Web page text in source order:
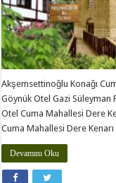
Akşemsettinoğlu Konağı
Göynük Otel Gazi Süleyman
Otel Cuma Mahallesi Dere
Cuma Mahallesi Dere
Devamını Oku